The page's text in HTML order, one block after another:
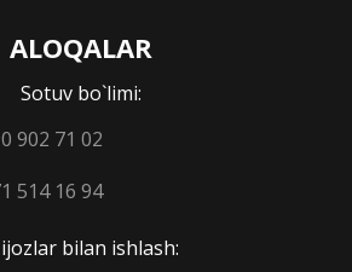
ALOQALAR
Sotuv bo`limi:
902 71 02
514 16 94
bilan ishlash: